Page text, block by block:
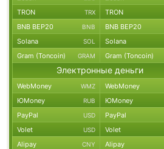
TRON TRX TRON
BNB BEP20 BNB BNB BEP20
Solana SOL Solana
Gram (Toncoin) GRAM Gram (Toncoin)
Электронные деньги
WebMoney WMZ WebMoney
ЮMoney RUB ЮMoney
PayPal USD PayPal
Volet USD Volet
Alipay CNY Alipay